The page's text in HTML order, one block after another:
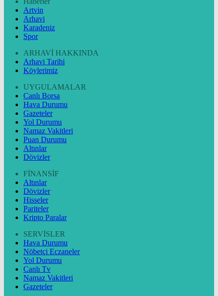
Artvin
Arhavi
Karadeniz
Spor
ARHAVİ HAKKINDA
Arhavi Tarihi
Köylerimiz
UYGULAMALAR
Canlı Borsa
Hava Durumu
Gazeteler
Yol Durumu
Namaz Vakitleri
Puan Durumu
Altınlar
Dövizler
FİNANSİF
Altınlar
Dövizler
Hisseler
Pariteler
Kripto Paralar
SERVİSLER
Hava Durumu
Nöbetçi Eczaneler
Yol Durumu
Canlı Tv
Namaz Vakitleri
Gazeteler